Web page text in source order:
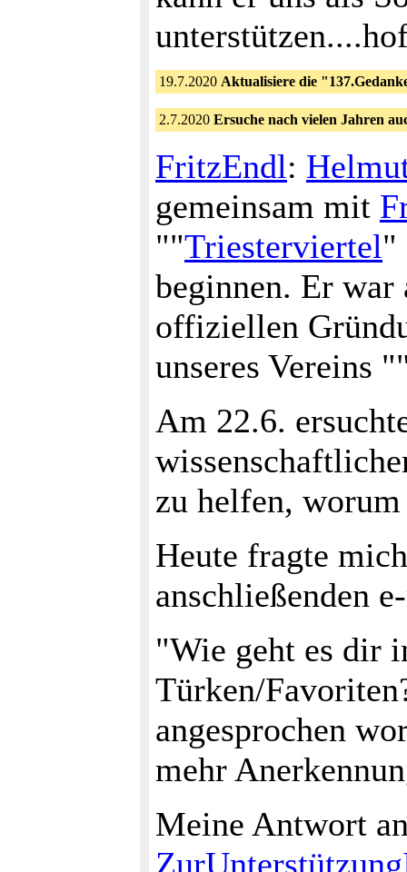
19.7.2020 Aktualisiere die
2.7.2020 Ersuche nach vielen Jahren
FritzEndl:
gemeinsam mit
""Triesterviertel"
beginnen. Er
offiziellen
unseres Vereins
Am 22.6.
zu helfen,
Heute fragte
anschließenden
"Wie geht es dir
Türken/
angesprochen
mehr
Meine Antwort